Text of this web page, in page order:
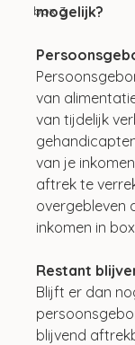
box 3
mogelijk?
van
van tijdelijk
van je
aftrek te
overgebleven
inkomen in
Restant
Blijft er dan
blijvend